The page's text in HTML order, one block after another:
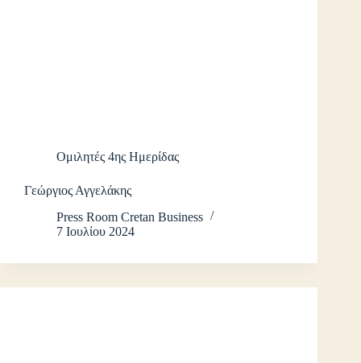
Ομιλητές 4ης Ημερίδας
Γεώργιος Αγγελάκης
Press Room Cretan Business
7 Ιουλίου 2024